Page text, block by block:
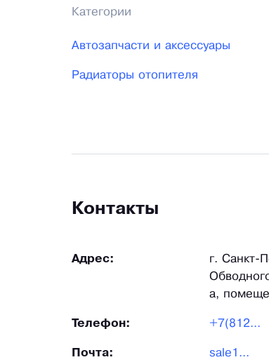
Категории
Автозапчасти и аксессуары
Радиаторы отопителя
Контакты
Адрес:
г. Санкт-
а,
Телефон: +7(812...
Почта: sale1...